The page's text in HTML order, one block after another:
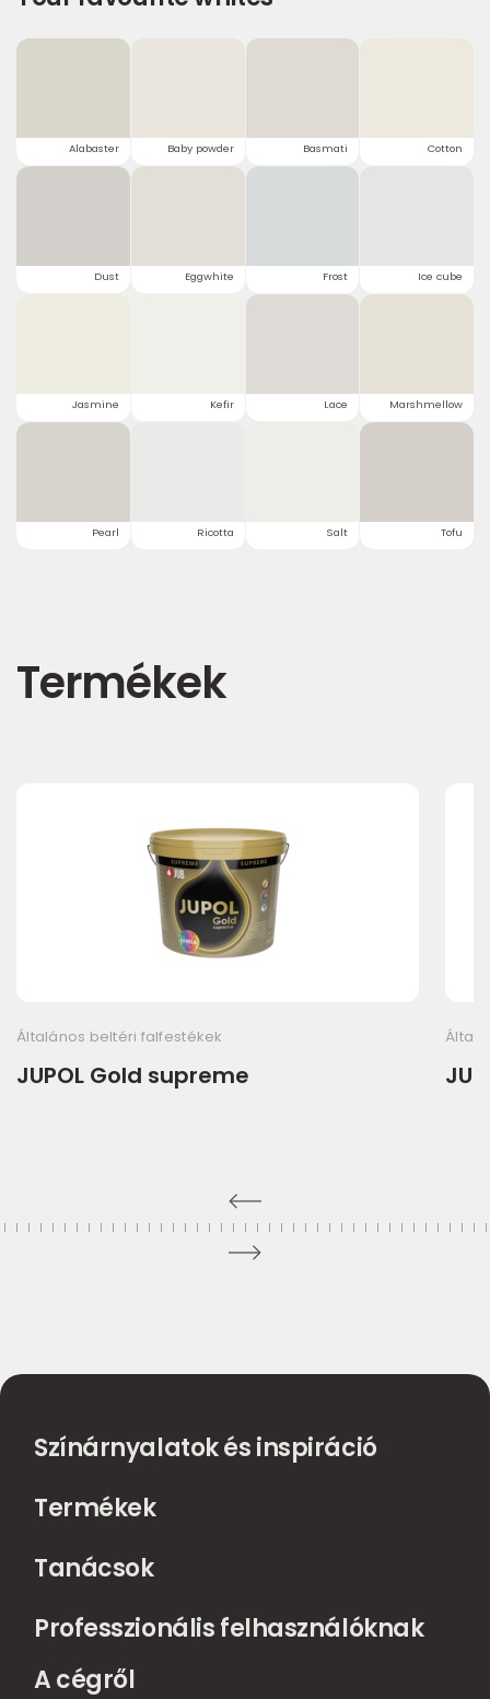
Alabaster Baby powder Basmati Cotton
Dust Eggwhite Frost Ice cube
Jasmine Kefir Lace Marshmellow
Pearl Ricotta Salt Tofu
Termékek
Általános beltéri falfestékek
JUPOL Gold supreme
Színárnyalatok és inspiráció
Termékek
Tanácsok
Professzionális felhasználóknak
A cégről